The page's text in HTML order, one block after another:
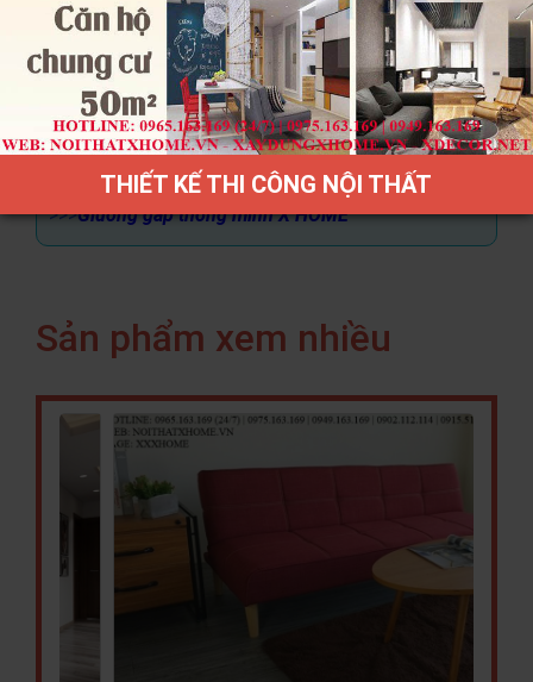
- Quý khách tham khảo thêm các chuyên mục khác
củaX HOME
Tủ giày thông minh X HOME
>>>Bàn ghế học sinh X HOME
Giường ngủ X HOME
>>>Giường gấp thông minh X HOME
Sản phẩm xem nhiều
THIẾT KẾ THI CÔNG NỘI THẤT